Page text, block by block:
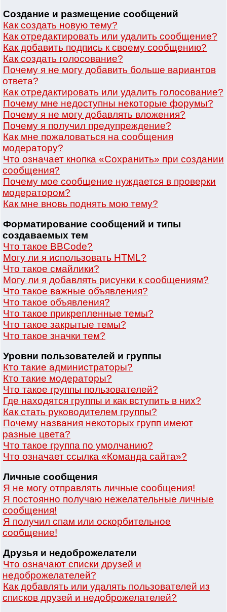
Создание и размещение сообщений
Как создать новую тему?
Как отредактировать или удалить сообщение?
Как добавить подпись к своему сообщению?
Как создать голосование?
Почему я не могу добавить больше вариантов
ответа?
Как отредактировать или удалить голосование?
Почему мне недоступны некоторые форумы?
Почему я не могу добавлять вложения?
Почему я получил предупреждение?
Как мне пожаловаться на сообщения
модератору?
Что означает кнопка «Сохранить» при создании
сообщения?
Почему мое сообщение нуждается в проверки
модератором?
Как мне вновь поднять мою тему?
Форматирование сообщений и типы
создаваемых тем
Что такое BBCode?
Могу ли я использовать HTML?
Что такое смайлики?
Могу ли я добавлять рисунки к сообщениям?
Что такое важные объявления?
Что такое объявления?
Что такое прикрепленные темы?
Что такое закрытые темы?
Что такое значки тем?
Уровни пользователей и группы
Кто такие администраторы?
Кто такие модераторы?
Что такое группы пользователей?
Где находятся группы и как вступить в них?
Как стать руководителем группы?
Почему названия некоторых групп имеют
разные цвета?
Что такое группа по умолчанию?
Что означает ссылка «Команда сайта»?
Личные сообщения
Я не могу отправлять личные сообщения!
Я постоянно получаю нежелательные личные
сообщения!
Я получил спам или оскорбительное
сообщение!
Друзья и недоброжелатели
Что означают списки друзей и
недоброжелателей?
Как добавлять или удалять пользователей из
списков друзей и недоброжелателей?